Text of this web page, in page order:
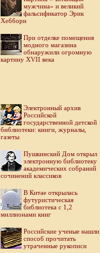
мужчина» и великий
фальсификатор Эрик
Хебборн
При отделке помещения
модного магазина
обнаружили огромную
картину XVII века
Электронный архив
Российской
государственной детской
библиотеки: книги, журналы,
газеты
Пушкинский Дом открыл
электронную библиотеку
академических собраний
сочинений классиков
В Китае открылась
футуристическая
библиотека с 1,2
миллионами книг
Российские ученые нашли
способ прочитать
утраченные рукописи